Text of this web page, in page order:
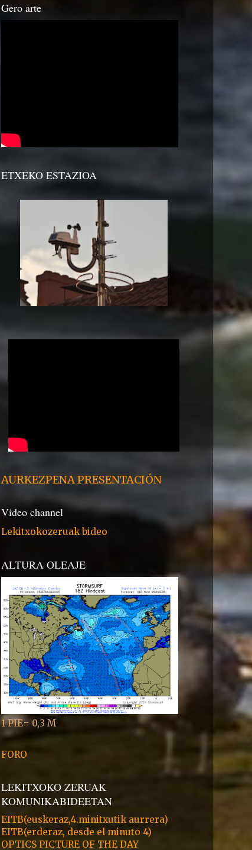
Gero arte
ETXEKO ESTAZIOA
AURKEZPENA PRESENTACIÓN
Video channel
Lekitxokozeruak bideo
ALTURA OLEAJE
1 PIE= 0,3 M
FORO
LEKITXOKO ZERUAK
KOMUNIKABIDEETAN
EITB(euskeraz,4.minitxutik aurrera)
EITB(erderaz, desde el minuto 4)
OPTICS PICTURE OF THE DAY